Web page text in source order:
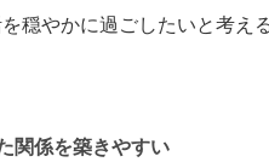
穏やかに過ごしたいと考え
関係を築きやすい